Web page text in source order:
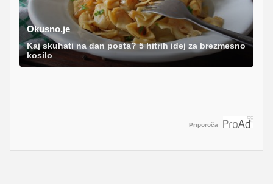
Okusno.je
Kaj skuhati na dan posta? 5 hitrih idej za brezmesno
kosilo
Priporoča